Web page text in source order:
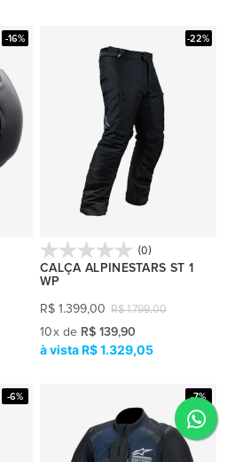
-16% -22%
(0)
CALÇA ALPINESTARS ST 1
WP
R$ 1.799,00
R$ 1.399,00
10x de R$ 139,90
R$ 1.329,05
-6% -7%